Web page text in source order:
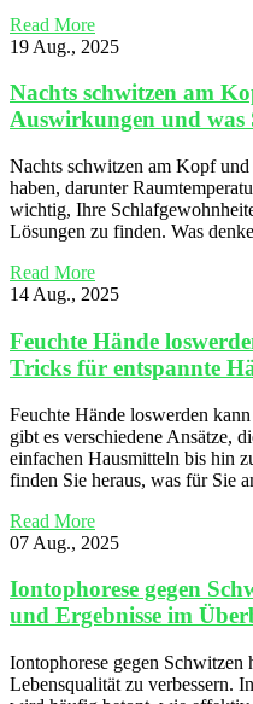
Read More
19 Aug., 2025
Nachts schwitzen am
Auswirkungen und was
Nachts schwitzen am Kopf
haben, darunter
wichtig, Ihre
Lösungen zu finden. Was
Read More
14 Aug., 2025
Feuchte Hände
Tricks für entspannte
Feuchte Hände loswerden
gibt es verschiedene Ansätze,
einfachen Hausmitteln bis hin
finden Sie heraus, was für Sie
Read More
07 Aug., 2025
Iontophorese gegen
und Ergebnisse im
Iontophorese gegen
Lebensqualität zu verbessern.